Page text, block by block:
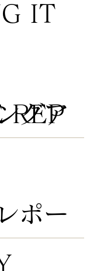
REP
ポー
IT
グア